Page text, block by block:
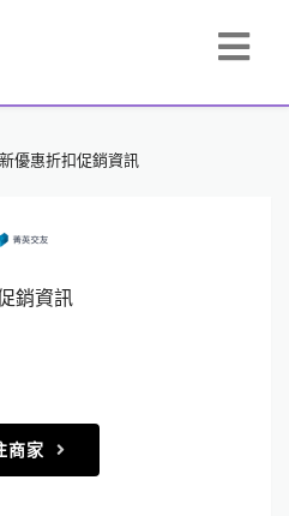
優惠折扣促銷資訊
銷資訊
商家